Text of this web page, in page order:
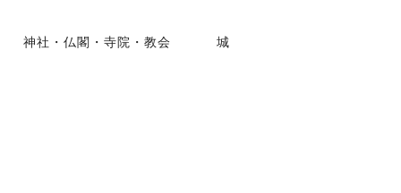
神社・仏閣・寺院・教会 城